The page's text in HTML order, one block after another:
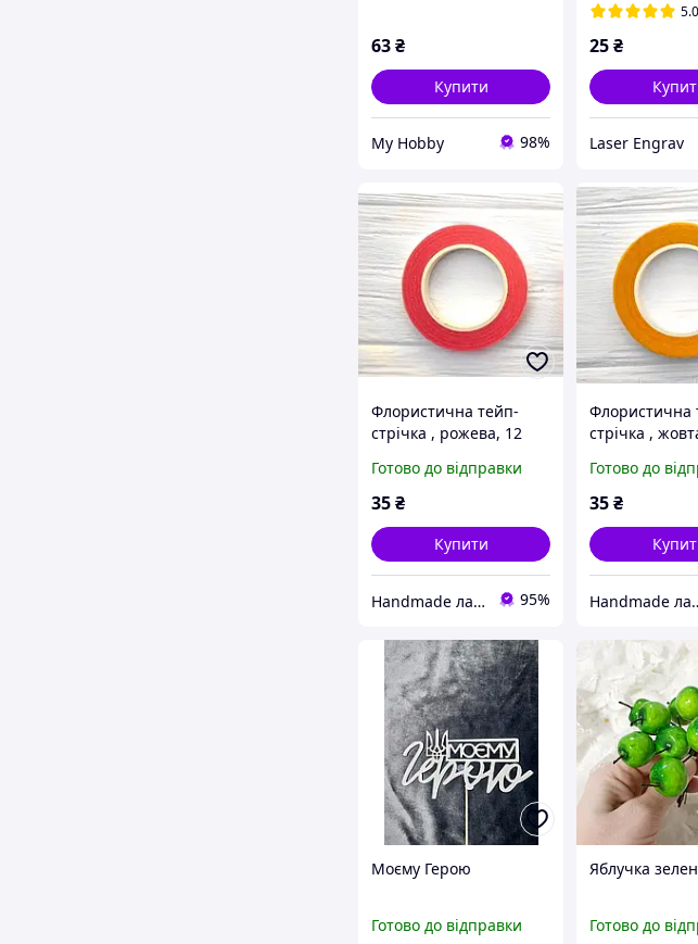
63₴
Купити
My Hobby 98%
5.0
25₴
Laser Engrav
Флористична тейп-
стрічка , рожева, 12
Готово до відправки
35₴
Купити
Handmade лавка 95%
Флористична
стрічка ,
Готово до
35₴
Моєму Герою
Готово до відправки
Яблучка
Готово до